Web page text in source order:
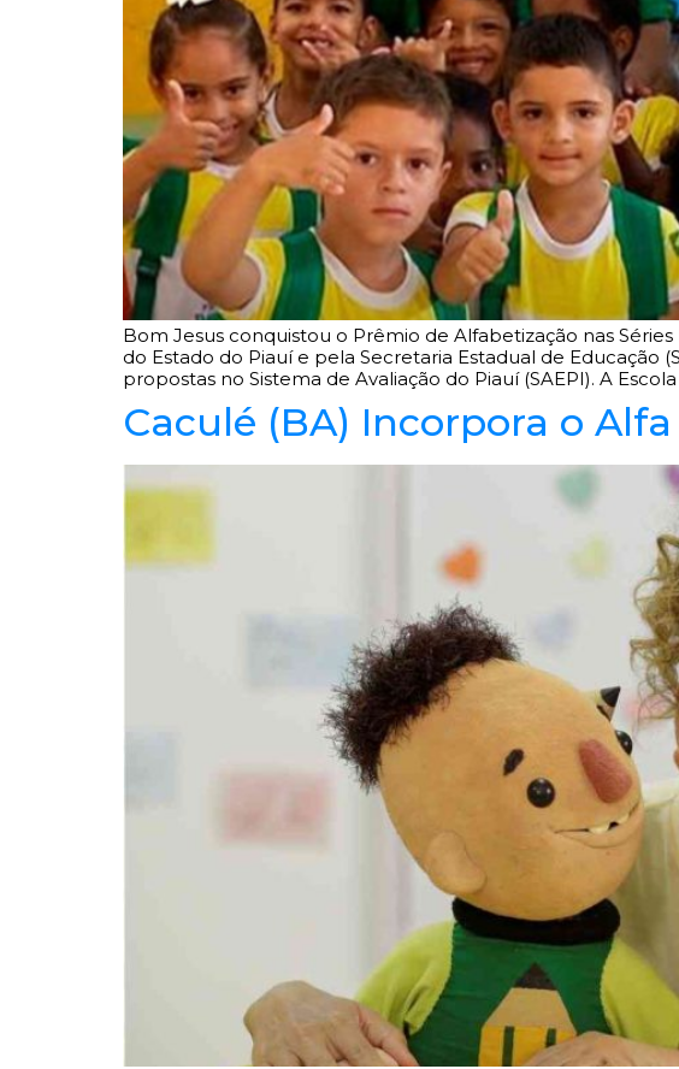
Bom Jesus conquistou o Prêmio de Alfabetização nas
do Estado do Piauí e pela Secretaria Estadual de Educação
propostas no Sistema de Avaliação do Piauí (SAEPI). A
Caculé (BA) Incorpora o